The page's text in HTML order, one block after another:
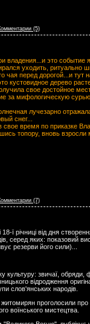
(5)
владения...и это событие
уходить,
чая перед дорогой...и тут
кустовидное дерево
свое достойное
за мифологическую
лучезарно
снег...
свое время по приказке
топору, вновь
(7)
ї річниці від дня
серед яких:
резерви його сили)...
культуру: звичаї,
відродження
слов'янських народів.
проголосили
воїнського мистецтва.